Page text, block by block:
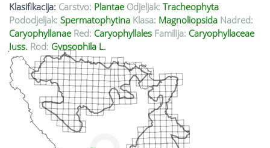
Klasifikacija: Carstvo: Plantae Odjeljak: Tracheophyta
Pododjeljak: Spermatophytina Klasa: Magnoliopsida Nadred:
Caryophyllanae Red: Caryophyllales Familija: Caryophyllaceae
Juss. Rod: Gypsophila L.